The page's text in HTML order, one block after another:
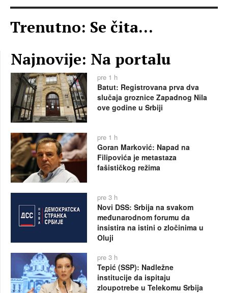
Trenutno: Se čita...
Najnovije: Na portalu
pre 1 h
Batut: Registrovana prva dva
slučaja groznice Zapadnog Nila
ove godine u Srbiji
pre 1 h
Goran Marković: Napad na
Filipovića je metastaza
fašističkog režima
pre 3 h
Novi DSS: Srbija na svakom
međunarodnom forumu da
insistira na istini o zločinima u
Oluji
pre 3 h
Tepić (SSP): Nadležne
institucije da ispitaju
zloupotrebe u Telekomu Srbija